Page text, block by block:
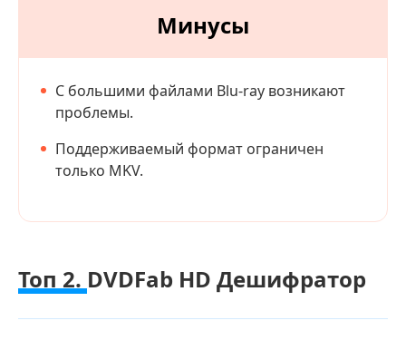
Минусы
С большими файлами Blu-ray возникают
проблемы.
Поддерживаемый формат ограничен
только MKV.
Топ 2. DVDFab HD Дешифратор